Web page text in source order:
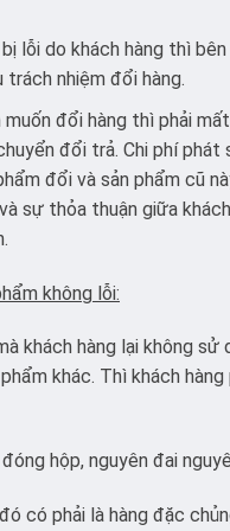
lỗi do khách hàng thì
trách nhiệm đổi hàng.
muốn đổi hàng thì phải
đổi trả. Chi phí phát
đổi và sản phẩm cũ
sự thỏa thuận giữa
không lỗi:
khách hàng lại không sử
khác. Thì khách
hộp, nguyên đai
có phải là hàng đặc